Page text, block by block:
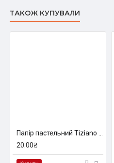
ТАКОЖ КУПУВАЛИ
20.00₴